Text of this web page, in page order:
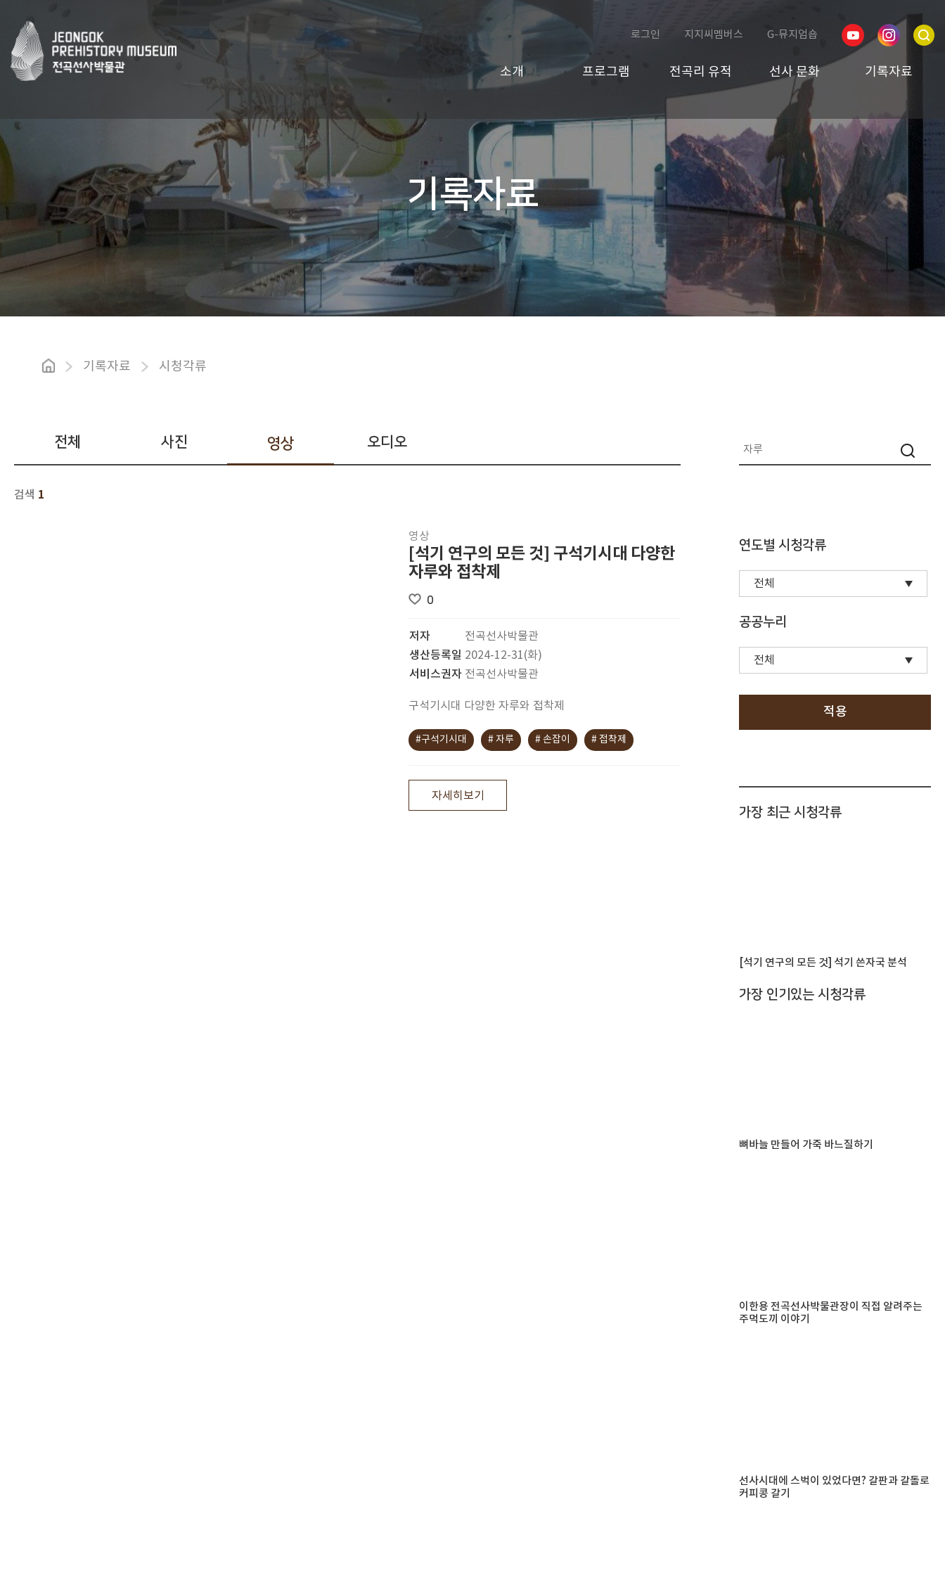
로그인 지지씨멤버스 G-뮤지엄숍
소개 프로그램 전곡리 유적 선사 문화 기록자료
기록자료
기록자료 시청각류
전체 사진 영상 오디오
검색 1
영상
[석기 연구의 모든 것] 구석기시대 다양한
자루와 접착제
0
저자
전곡선사박물관
생산등록일 2024-12-31(화)
서비스권자 전곡선사박물관
구석기시대 다양한 자루와 접착제
#구석기시대 # 자루 # 손잡이 # 접착제
자세히보기
연도별 시청각류
공공누리
적용
가장 최근 시청각류
[석기 연구의 모든 것] 석기 쓴자국 분석
가장 인기있는 시청각류
뼈바늘 만들어 가죽 바느질하기
이한용 전곡선사박물관장이 직접 알려주는
주먹도끼 이야기
선사시대에 스벅이 있었다면? 갈판과 갈돌로
커피콩 갈기